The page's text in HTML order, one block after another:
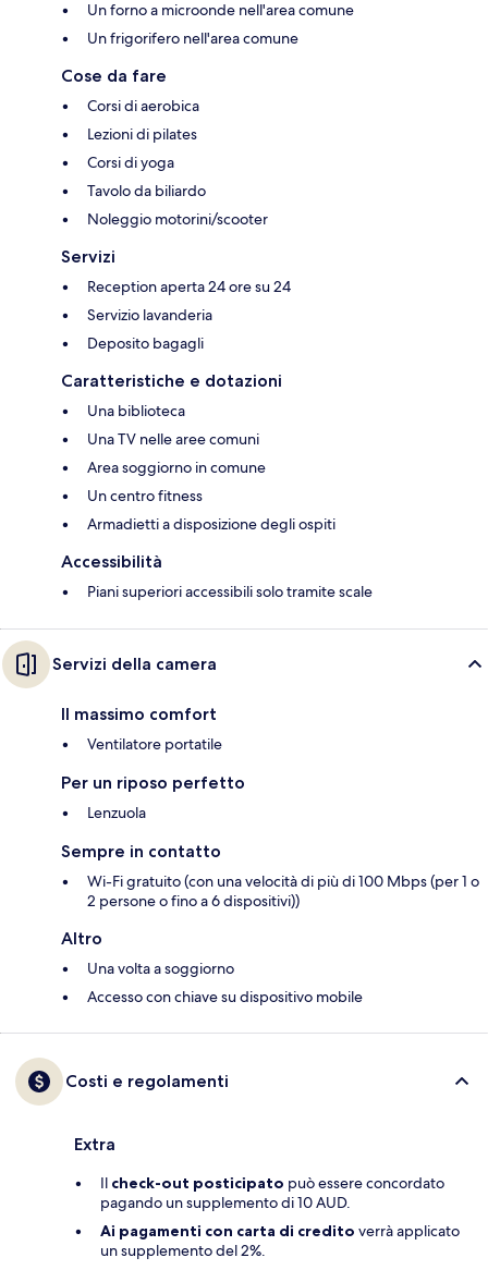
Un forno a microonde nell'area comune
Un frigorifero nell'area comune
Cose da fare
Corsi di aerobica
Lezioni di pilates
Corsi di yoga
Tavolo da biliardo
Noleggio motorini/scooter
Servizi
Reception aperta 24 ore su 24
Servizio lavanderia
Deposito bagagli
Caratteristiche e dotazioni
Una biblioteca
Una TV nelle aree comuni
Area soggiorno in comune
Un centro fitness
Armadietti a disposizione degli ospiti
Accessibilità
Piani superiori accessibili solo tramite scale
Servizi della camera
Il massimo comfort
Ventilatore portatile
Per un riposo perfetto
Lenzuola
Sempre in contatto
Wi-Fi gratuito (con una velocità di più di 100 Mbps (per 1 o
2 persone o fino a 6 dispositivi))
Altro
Una volta a soggiorno
Accesso con chiave su dispositivo mobile
Costi e regolamenti
Extra
Il check-out posticipato può essere concordato
pagando un supplemento di 10 AUD.
Ai pagamenti con carta di credito verrà applicato
un supplemento del 2%.